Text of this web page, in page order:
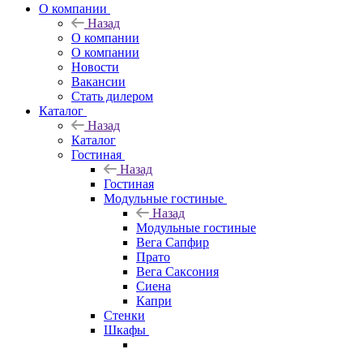
О компании
Назад
О компании
О компании
Новости
Вакансии
Стать дилером
Каталог
Назад
Каталог
Гостиная
Назад
Гостиная
Модульные гостиные
Назад
Модульные гостиные
Вега Сапфир
Прато
Вега Саксония
Сиена
Капри
Стенки
Шкафы